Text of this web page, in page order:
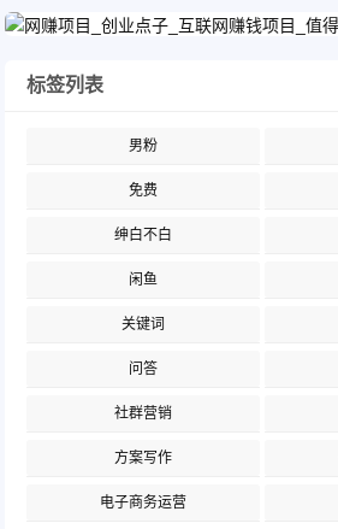
标签列表
男粉
免费
绅白不白
闲鱼
关键词
问答
社群营销
方案写作
电子商务运营